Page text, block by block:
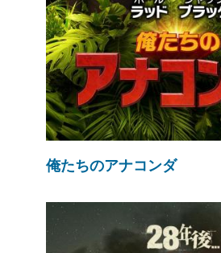
俺たちのアナコンダ